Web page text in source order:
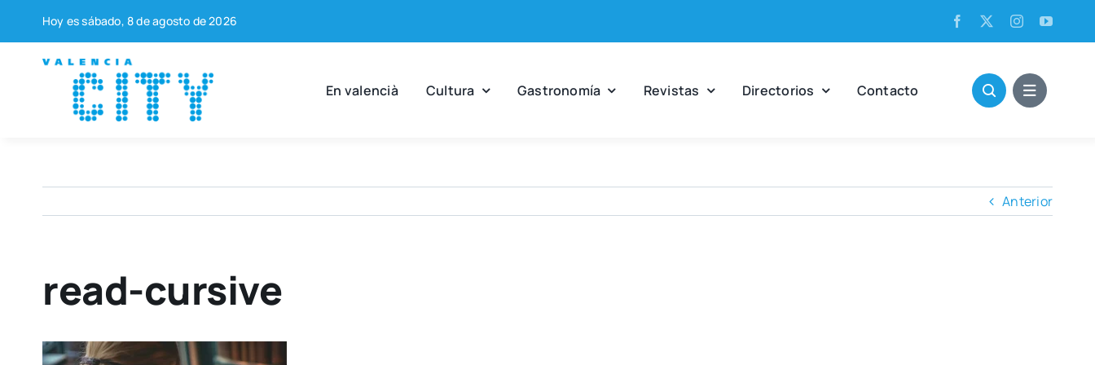
contenido
Hoy es sába­do, 8 de agos­to de 2026
En valen­cià Cul­tu­ra Gas­tro­no­mía Revis­tas Direc­to­rios Con­tac­to
Anterior
read-cursive